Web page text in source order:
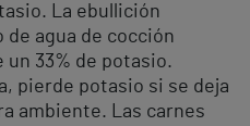
La ebullición
de agua de cocción
33% de potasio.
potasio si se deja
ambiente. Las carnes